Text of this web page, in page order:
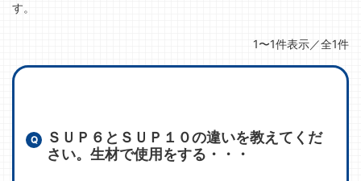
す。
1〜1件表示／全1件
ＳＵＰ６とＳＵＰ１０の違いを教えてくだ
さい。生材で使用をする・・・